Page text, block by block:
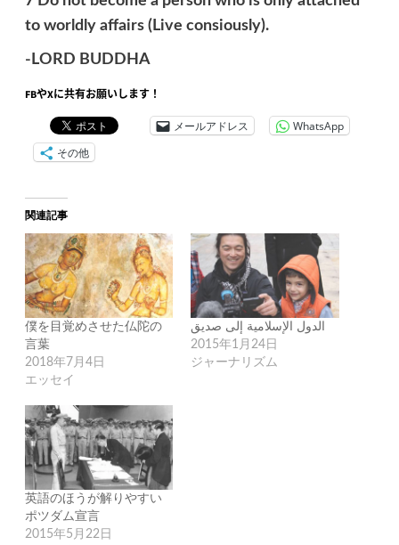
to worldly affairs (Live consiously).
-LORD BUDDHA
FBやXに共有お願いします！
メールアドレス
WhatsApp
その他
関連記事
僕を目覚めさせた仏陀の
言葉
2018年7月4日
エッセイ
الدول الإسلامية إلى صديق
2015年1月24日
ジャーナリズム
英語のほうが解りやすい
ポツダム宣言
2015年5月22日